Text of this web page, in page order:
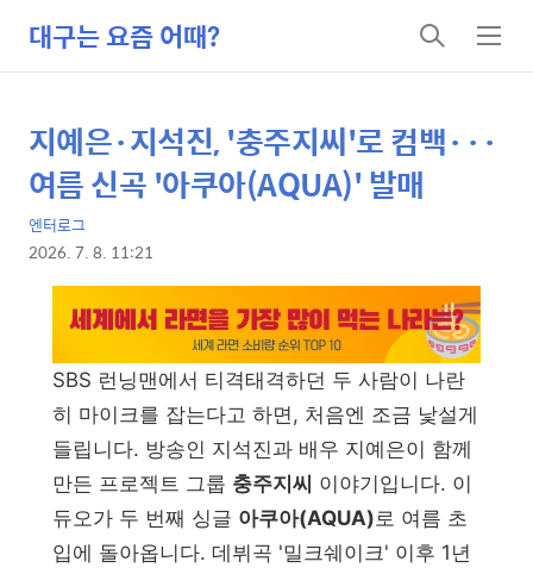
대구는 요즘 어때?
검
색
메
뉴
상
세
텐
본
제
목
지예은·지석진, '충주지씨'로 컴백···
여름 신곡 '아쿠아(AQUA)' 발매
엔터로그
2026. 7. 8. 11:21
SBS 런닝맨에서 티격태격하던 두 사람이 나란
히 마이크를 잡는다고 하면, 처음엔 조금 낯설게
들립니다. 방송인 지석진과 배우 지예은이 함께
만든 프로젝트 그룹 충주지씨 이야기입니다. 이
듀오가 두 번째 싱글 아쿠아(AQUA)로 여름 초
입에 돌아옵니다. 데뷔곡 '밀크쉐이크' 이후 1년